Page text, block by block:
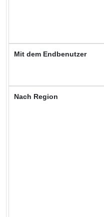
Mit dem Endbenutzer
Nach Region